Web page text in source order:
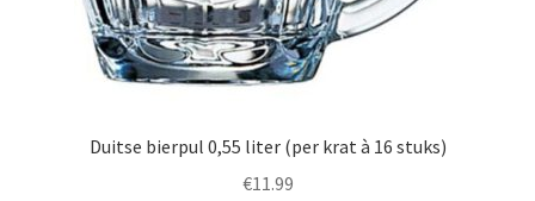
Duitse bierpul 0,55 liter (per krat à 16 stuks)
€11.99